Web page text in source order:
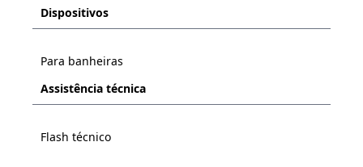
Dispositivos
Para banheiras
Assistência técnica
Flash técnico